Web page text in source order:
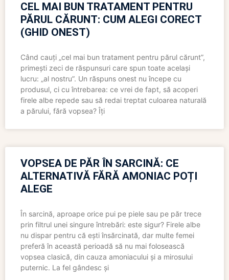
CEL MAI BUN TRATAMENT PENTRU
PĂRUL CĂRUNT: CUM ALEGI CORECT
(GHID ONEST)
Când cauți „cel mai bun tratament pentru părul cărunt”,
primești zeci de răspunsuri care spun toate același
lucru: „al nostru”. Un răspuns onest nu începe cu
produsul, ci cu întrebarea: ce vrei de fapt, să acoperi
firele albe repede sau să redai treptat culoarea naturală
a părului, fără vopsea? Îți
VOPSEA DE PĂR ÎN SARCINĂ: CE
ALTERNATIVĂ FĂRĂ AMONIAC POȚI
ALEGE
În sarcină, aproape orice pui pe piele sau pe păr trece
prin filtrul unei singure întrebări: este sigur? Firele albe
nu dispar pentru că ești însărcinată, dar multe femei
preferă în această perioadă să nu mai folosească
vopsea clasică, din cauza amoniacului și a mirosului
puternic. La fel gândesc și